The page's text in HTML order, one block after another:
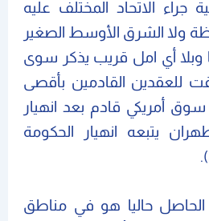
جراء الاتحاد المختلف عليه
ولا الشرق الأوسط الصغير
وبلا أي امل قريب يذكر سوى
للعقدين القادمين بأقصى
أمريكي قادم بعد انهيار
يتبعه انهيار الحكومة
الحاصل حاليا هو في مناطق